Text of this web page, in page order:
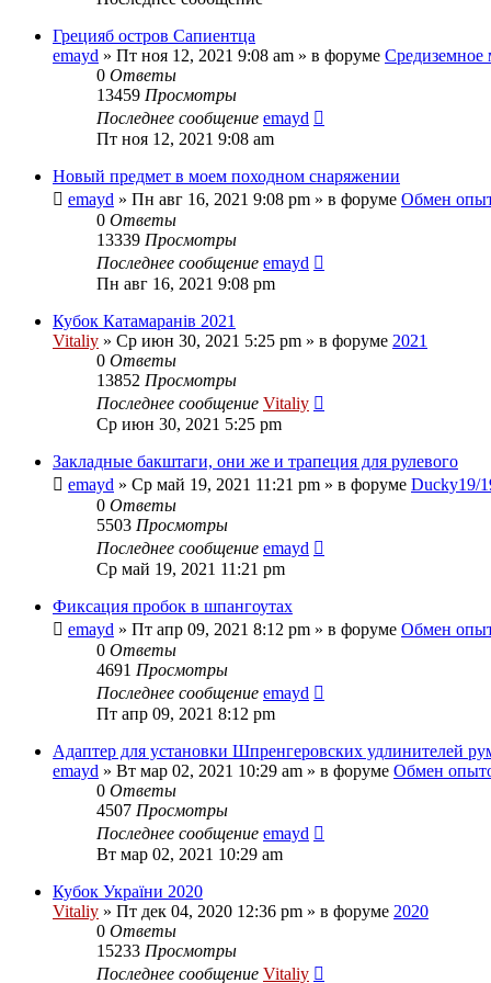
Грецияб остров Сапиентца
emayd » Пт ноя 12, 2021 9:08 am » в форуме Средиземное
0 Ответы
13459 Просмотры
Последнее сообщение emayd
Пт ноя 12, 2021 9:08 am
Новый предмет в моем походном снаряжении
emayd » Пн авг 16, 2021 9:08 pm » в форуме Обмен
0 Ответы
13339 Просмотры
Последнее сообщение emayd
Пн авг 16, 2021 9:08 pm
Кубок Катамаранів 2021
Vitaliy » Ср июн 30, 2021 5:25 pm » в форуме 2021
0 Ответы
13852 Просмотры
Последнее сообщение Vitaliy
Ср июн 30, 2021 5:25 pm
Закладные бакштаги, они же и трапеция для рулевого
emayd » Ср май 19, 2021 11:21 pm » в форуме Ducky19/
0 Ответы
5503 Просмотры
Последнее сообщение emayd
Ср май 19, 2021 11:21 pm
Фиксация пробок в шпангоутах
emayd » Пт апр 09, 2021 8:12 pm » в форуме Обмен
0 Ответы
4691 Просмотры
Последнее сообщение emayd
Пт апр 09, 2021 8:12 pm
Адаптер для установки Шпренгеровских удлинителей
emayd » Вт мар 02, 2021 10:29 am » в форуме Обмен
0 Ответы
4507 Просмотры
Последнее сообщение emayd
Вт мар 02, 2021 10:29 am
Кубок України 2020
Vitaliy » Пт дек 04, 2020 12:36 pm » в форуме 2020
0 Ответы
15233 Просмотры
Последнее сообщение Vitaliy